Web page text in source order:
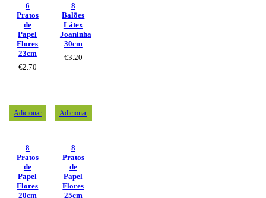
6
Pratos
de
Papel
Flores
23cm
€2.70
8
Balões
Látex
Joaninha
30cm
€3.20
Adicionar
8
Pratos
de
Papel
Flores
20cm
Adicionar
8
Pratos
de
Papel
Flores
25cm